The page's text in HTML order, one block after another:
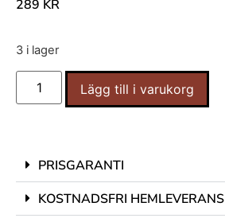
289 KR
3 i lager
Lägg till i varukorg
PRISGARANTI
KOSTNADSFRI HEMLEVERANS